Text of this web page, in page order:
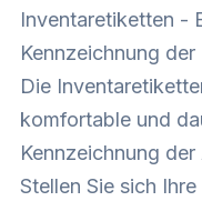
Inventaretiketten -
Kennzeichnung
Die
komfortable und
Kennzeichnung
Stellen Sie sich